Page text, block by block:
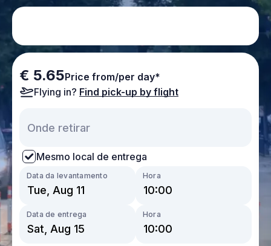
€ 5.65Price from/per day*
Flying in? Find pick-up by flight
Mesmo local de entrega
Data da levantamento Hora
Data de entrega Hora